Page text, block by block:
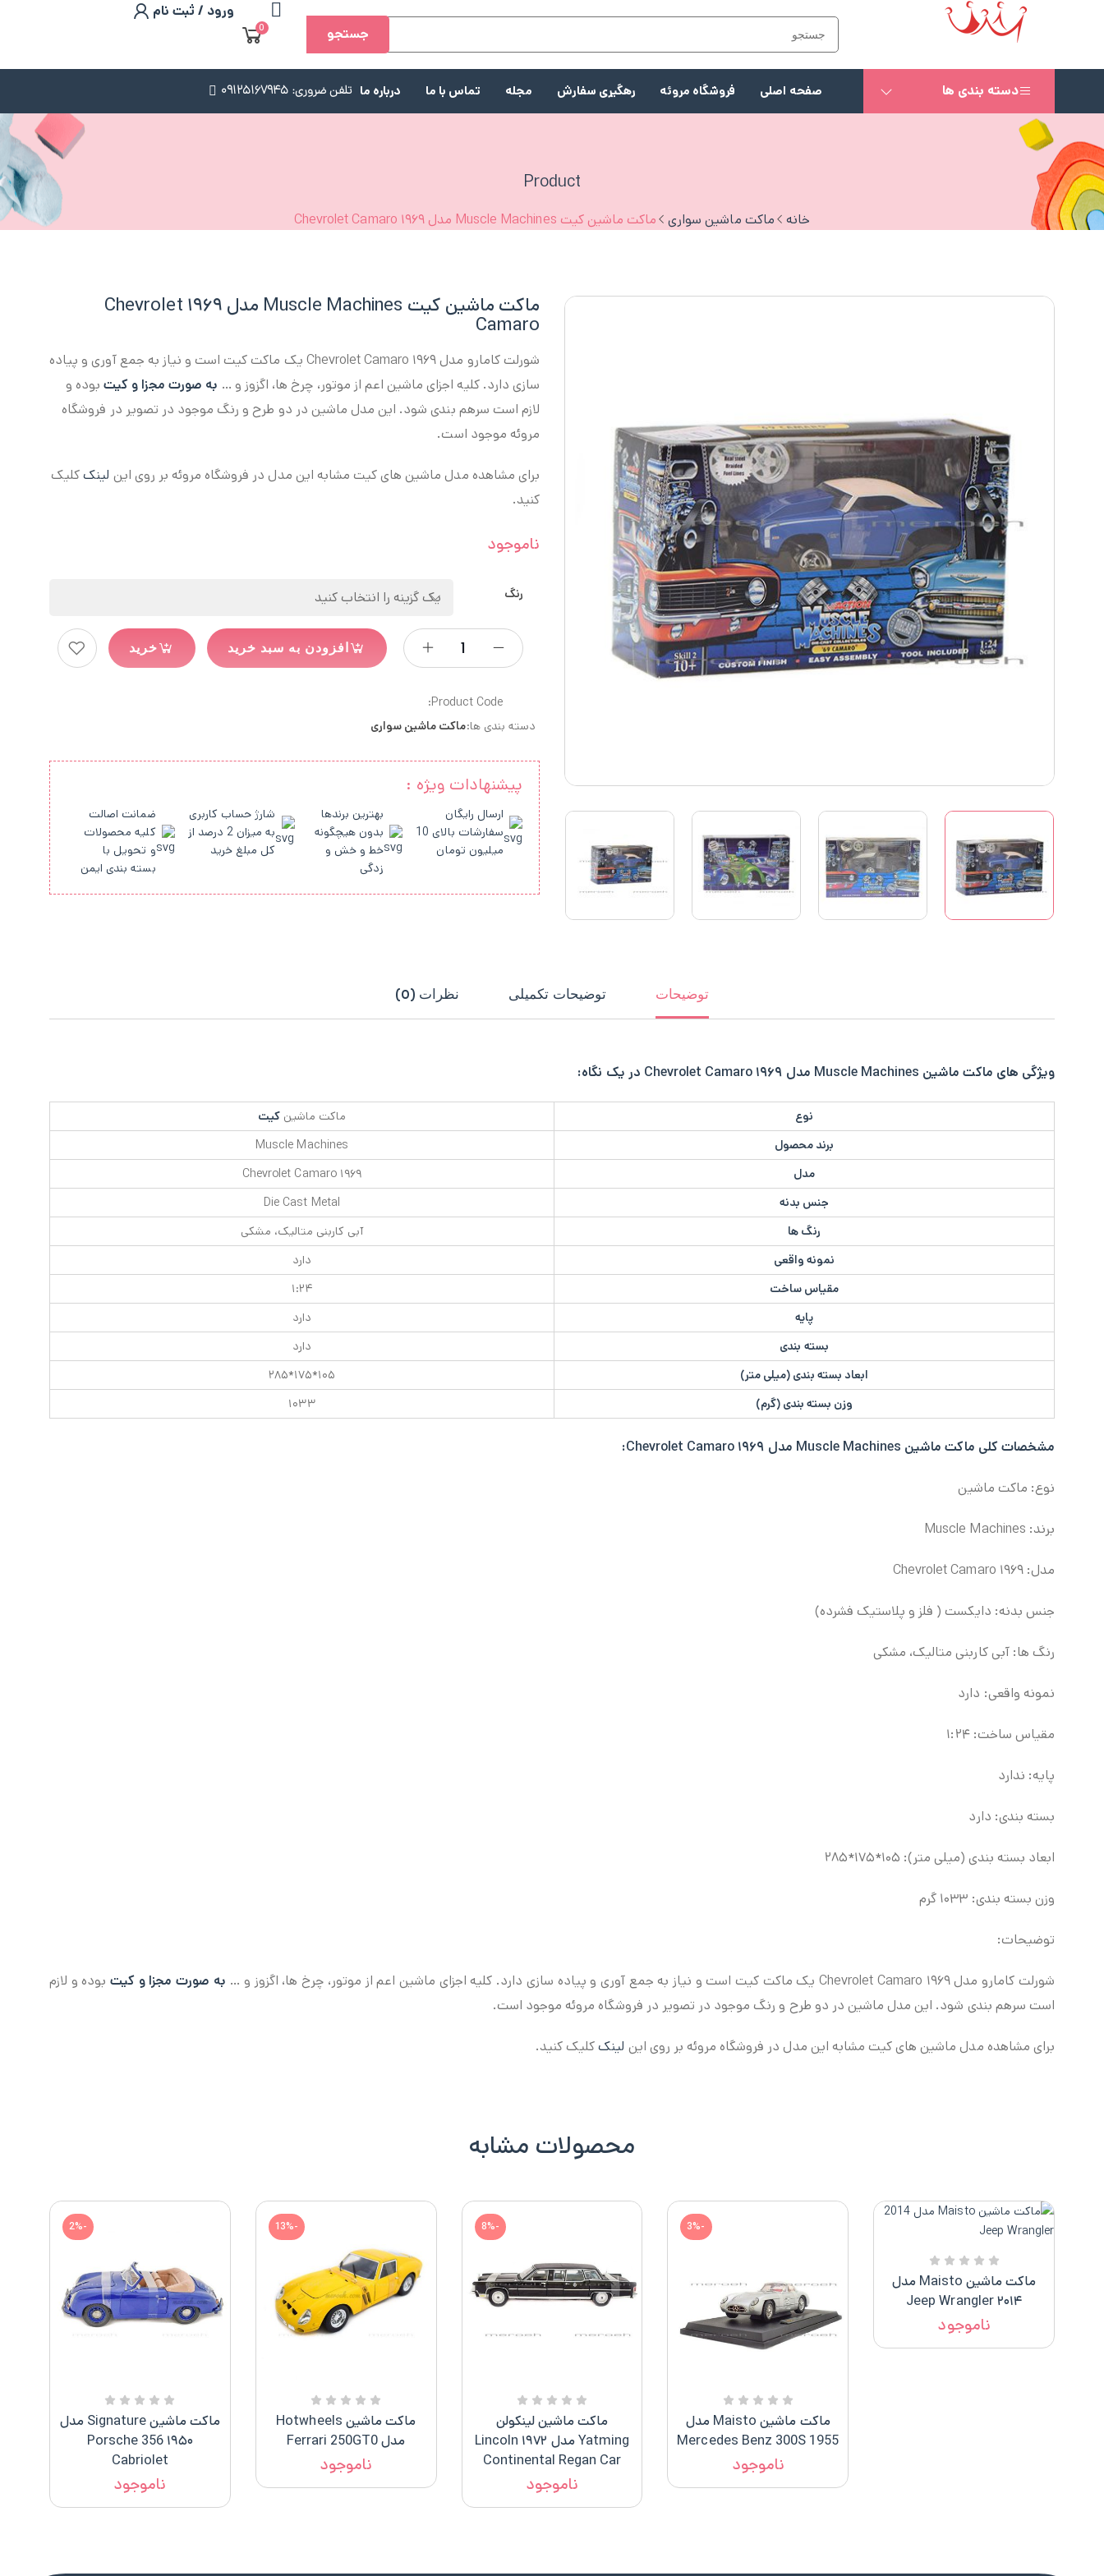
جستجو 0
ورود / ثبت نام
دسته بندی ها صفحه اصلی فروشگاه مروئه رهگیری سفارش مجله تماس با ما درباره ما تلفن ضروری: 09125167945
Product
خانه ماکت ماشین سواری ماکت ماشین کیت Muscle Machines مدل ۱۹۶۹ Chevrolet Camaro
ماکت ماشین کیت Muscle Machines مدل ۱۹۶۹ Chevrolet
Camaro
شورلت کامارو مدل ۱۹۶۹ Chevrolet Camaro یک ماکت کیت است و نیاز به جمع آوری و پیاده
سازی دارد. کلیه اجزای ماشین اعم از موتور، چرخ ها، اگزوز و … به صورت مجزا و کیتبوده و
لازم است سرهم بندی شود. این مدل ماشین در دو طرح و رنگ موجود در تصویر در فروشگاه
مروئه موجود است.
برای مشاهده مدل ماشین های کیت مشابه این مدل در فروشگاه مروئه بر روی این لینککلیک
کنید.
ناموجود
رنگ
افزودن به سبد خرید خرید
Product Code:
دسته بندی ها:ماکت ماشین سواری
پیشنهادات ویژه :
ارسال رایگان
سفارشات بالای 10
میلیون تومان
بهترین برندها
بدون هیچگونه
خط و خش و
زدگی
شارژ حساب کاربری
به میزان 2 درصد از
کل مبلغ خرید
ضمانت اصالت
کلیه محصولات
و تحویل با
بسته بندی ایمن
توضیحات توضیحات تکمیلی نظرات (0)
ویژگی های ماکت ماشین Muscle Machines مدل ۱۹۶۹ Chevrolet Camaro در یک نگاه:
نوع ماکت ماشینکیت
برند محصول
Muscle Machines
مدل
۱۹۶۹ Chevrolet Camaro
جنس بدنه
Die Cast Metal
رنگ ها
آبی کاربنی متالیک، مشکی
نمونه واقعی
دارد
مقیاس ساخت
۱:۲۴
پایه
دارد
بسته بندی
دارد
ابعاد بسته بندی (میلی متر)
۱۰۵*۱۷۵*۲۸۵
وزن بسته بندی (گرم)
۱۰۳۳
مشخصات کلی ماکت ماشین Muscle Machines مدل ۱۹۶۹ Chevrolet Camaro:
نوع: ماکت ماشین
برند: Muscle Machines
مدل: ۱۹۶۹ Chevrolet Camaro
جنس بدنه: دایکست ( فلز و پلاستیک فشرده)
رنگ ها: آبی کاربنی متالیک، مشکی
نمونه واقعی: دارد
مقیاس ساخت: ۱:۲۴
پایه: ندارد
بسته بندی: دارد
ابعاد بسته بندی (میلی متر): ۱۰۵*۱۷۵*۲۸۵
وزن بسته بندی: ۱۰۳۳ گرم
توضیحات:
شورلت کامارو مدل ۱۹۶۹ Chevrolet Camaro یک ماکت کیت است و نیاز به جمع آوری و پیاده سازی دارد. کلیه اجزای ماشین اعم از موتور، چرخ ها، اگزوز و … به صورت مجزا و کیتبوده و لازم
است سرهم بندی شود. این مدل ماشین در دو طرح و رنگ موجود در تصویر در فروشگاه مروئه موجود است.
برای مشاهده مدل ماشین های کیت مشابه این مدل در فروشگاه مروئه بر روی این لینککلیک کنید.
محصولات مشابه
ماکت ماشین Maisto مدل
۲۰۱۴ Jeep Wrangler
ناموجود
-3%
ماکت ماشین Maisto مدل
Mercedes Benz 300S 1955
ناموجود
-8%
ماکت ماشین لینکولن
Yatming مدل ۱۹۷۲ Lincoln
Continental Regan Car
ناموجود
-13%
ماکت ماشین Hotwheels
مدل Ferrari 250GT0
ناموجود
-2%
ماکت ماشین Signature مدل
۱۹۵۰ Porsche 356
Cabriolet
ناموجود